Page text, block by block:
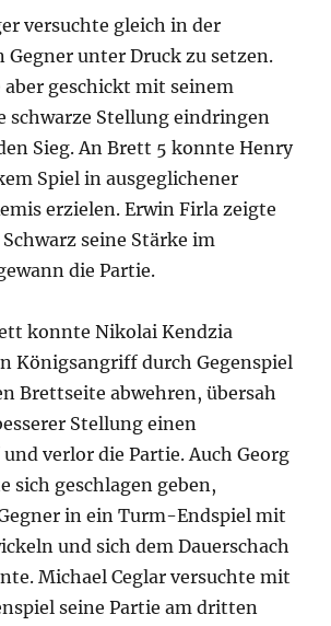
versuchte gleich in der
Gegner unter Druck zu setzen.
geschickt mit seinem
schwarze Stellung eindringen
Sieg. An Brett 5 konnte Henry
Spiel in ausgeglichener
erzielen. Erwin Firla zeigte
seine Stärke im
die Partie.
konnte Nikolai Kendzia
Königsangriff durch Gegenspiel
Brettseite abwehren, übersah
Stellung einen
verlor die Partie. Auch Georg
sich geschlagen geben,
in ein Turm-Endspiel mit
und sich dem Dauerschach
Michael Ceglar versuchte mit
seine Partie am dritten